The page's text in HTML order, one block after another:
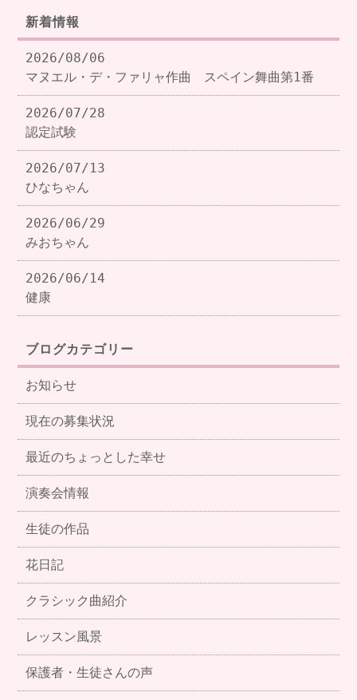
新着情報
2026/08/06
マヌエル・デ・ファリャ作曲 スペイン舞曲第1番
2026/07/28
認定試験
2026/07/13
ひなちゃん
2026/06/29
みおちゃん
2026/06/14
健康
ブログカテゴリー
お知らせ
現在の募集状況
最近のちょっとした幸せ
演奏会情報
生徒の作品
花日記
クラシック曲紹介
レッスン風景
保護者・生徒さんの声